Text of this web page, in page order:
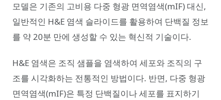
모델은 기존의 고비용 다중 형광 면역염색(mIF) 대신,
일반적인 H&E 염색 슬라이드를 활용하여 단백질 정보
를 약 20분 만에 생성할 수 있는 혁신적 기술이다.
H&E 염색은 조직 샘플을 염색하여 세포와 조직의 구
조를 시각화하는 전통적인 방법이다. 반면, 다중 형광
면역염색(mIF)은 특정 단백질이나 세포를 표지하기